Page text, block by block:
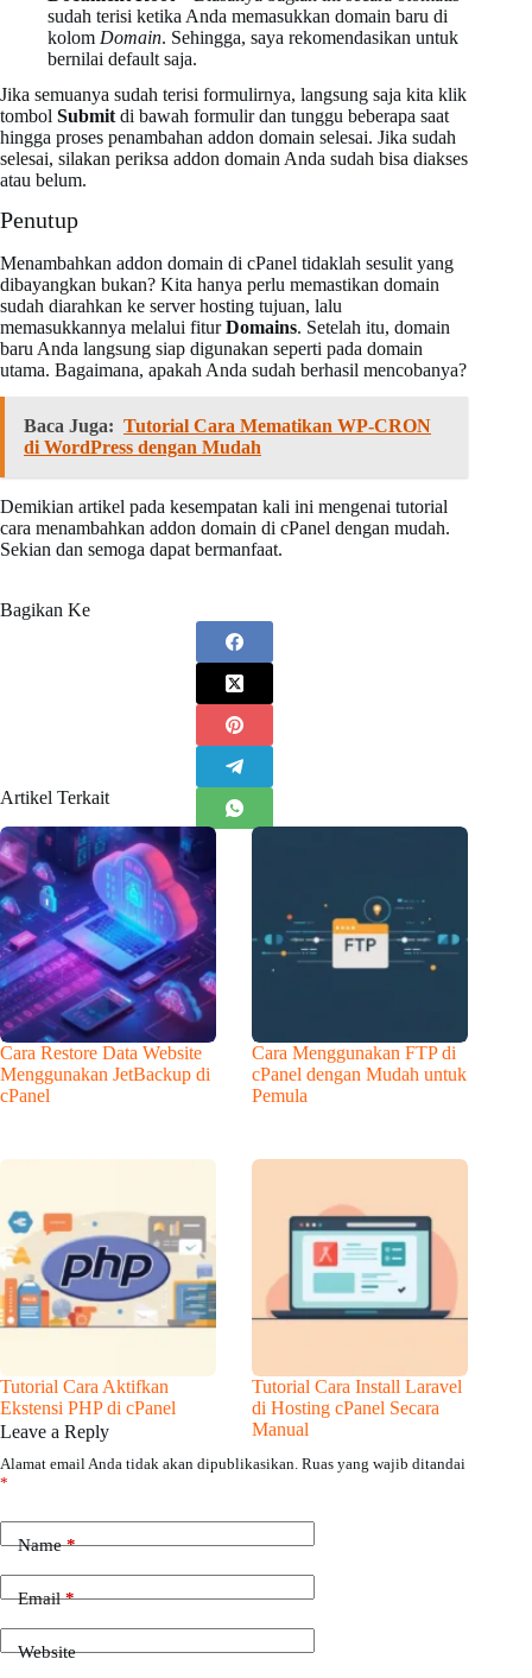
sudah terisi ketika Anda memasukkan domain baru di
kolom Domain. Sehingga, saya rekomendasikan untuk
bernilai default saja.
Jika semuanya sudah terisi formulirnya, langsung saja kita klik
tombol Submit di bawah formulir dan tunggu beberapa saat
hingga proses penambahan addon domain selesai. Jika sudah
selesai, silakan periksa addon domain Anda sudah bisa diakses
atau belum.
Penutup
Menambahkan addon domain di cPanel tidaklah sesulit yang
dibayangkan bukan? Kita hanya perlu memastikan domain
sudah diarahkan ke server hosting tujuan, lalu
memasukkannya melalui fiturDomains. Setelah itu, domain
baru Anda langsung siap digunakan seperti pada domain
utama. Bagaimana, apakah Anda sudah berhasil mencobanya?
Baca Juga: Tutorial Cara Mematikan WP-CRON
di WordPress dengan Mudah
Demikian artikel pada kesempatan kali ini mengenai tutorial
cara menambahkan addon domain di cPanel dengan mudah.
Sekian dan semoga dapat bermanfaat.
Bagikan Ke
Artikel Terkait
Cara Restore Data Website
Menggunakan JetBackup di
cPanel
Cara Menggunakan FTP di
cPanel dengan Mudah untuk
Pemula
Tutorial Cara Aktifkan
Ekstensi PHP di cPanel
Tutorial Cara Install Laravel
di Hosting cPanel Secara
Manual
Leave a Reply
Alamat email Anda tidak akan dipublikasikan. Ruas yang wajib ditandai
*
Name*
Email*
Website